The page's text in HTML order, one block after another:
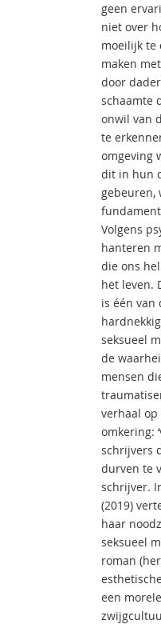
geen
niet over
moeilijk te
maken
door
schaamte
onwil van
te
omgeving
dit in hun
gebeuren,
Volgens
hanteren
die ons
het leven.
is één van
seksueel
de
mensen
verhaal
omkering:
schrijvers
durven te
schrijver.
(2019)
haar
seksueel
roman
een